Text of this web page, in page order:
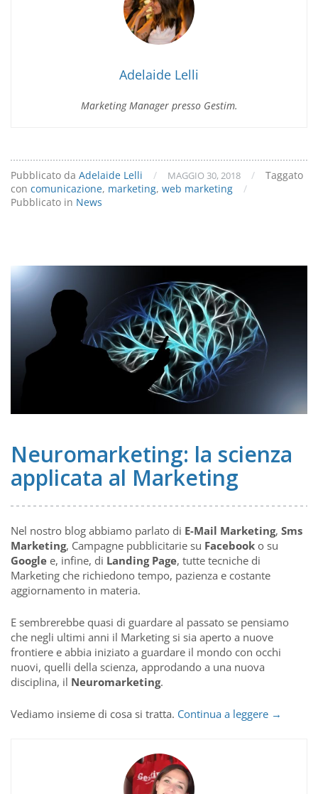
Adelaide Lelli
Marketing Manager presso Gestim.
Pubblicato da Adelaide Lelli / MAGGIO 30, 2018 /
Taggato
con comunicazione, marketing, web marketing
/
Pubblicato in News
Neuromarketing: la scienza
applicata al Marketing
Nel nostro blog abbiamo parlato di E-Mail Marketing, Sms
Marketing, Campagne pubblicitarie su Facebook o su
Google e, infine, di Landing Page, tutte tecniche di
Marketing che richiedono tempo, pazienza e costante
aggiornamento in materia.
E sembrerebbe quasi di guardare al passato se pensiamo
che negli ultimi anni il Marketing si sia aperto a nuove
frontiere e abbia iniziato a guardare il mondo con occhi
nuovi, quelli della scienza, approdando a una nuova
disciplina, il Neuromarketing.
Vediamo insieme di cosa si tratta. Continua a leggere →